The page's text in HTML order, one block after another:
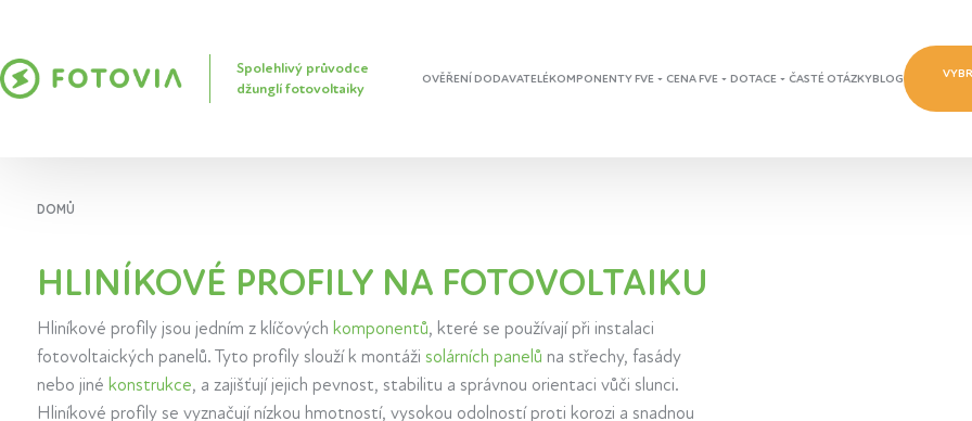
Spolehlivý průvodce
džunglí fotovoltaiky
OVĚŘENÍ DODAVATELÉKOMPONENTY FVE CENA FVE DOTACE ČASTÉ OTÁZKYBLOG
DOMŮ
HLINÍKOVÉ PROFILY NA FOTOVOLTAIKU
Hliníkové profily jsou jedním z klíčových komponentů, které se používají při instalaci
fotovoltaických panelů. Tyto profily slouží k montáži solárních panelů na střechy, fasády
nebo jiné konstrukce, a zajišťují jejich pevnost, stabilitu a správnou orientaci vůči slunci.
Hliníkové profily se vyznačují nízkou hmotností, vysokou odolností proti korozi a snadnou